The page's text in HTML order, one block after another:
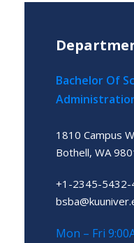
Bachelor Of
1810 Campus
Bothell, WA
+1-2345-5432-
Mon – Fri